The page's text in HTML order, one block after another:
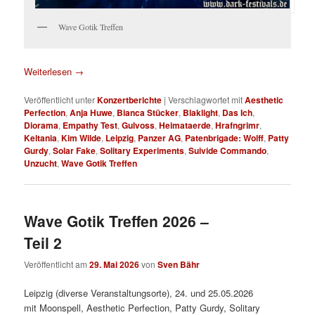
Wave Gotik Treffen
Weiterlesen →
Veröffentlicht unterKonzertberichte |Verschlagwortet mitAesthetic
Perfection,Anja Huwe, Bianca Stücker, Blaklight, Das Ich,
Diorama, Empathy Test,Gulvoss,Heimataerde,Hrafngrimr,
Keltania,Kim Wilde, Leipzig, Panzer AG, Patenbrigade: Wolff, Patty
Gurdy,Solar Fake,Solitary Experiments,Suivide Commando,
Unzucht,Wave Gotik Treffen
Wave Gotik Treffen 2026 –
Teil 2
Veröffentlicht am29. Mai 2026vonSven Bähr
Leipzig (diverse Veranstaltungsorte), 24. und 25.05.2026
mit Moonspell, Aesthetic Perfection, Patty Gurdy, Solitary